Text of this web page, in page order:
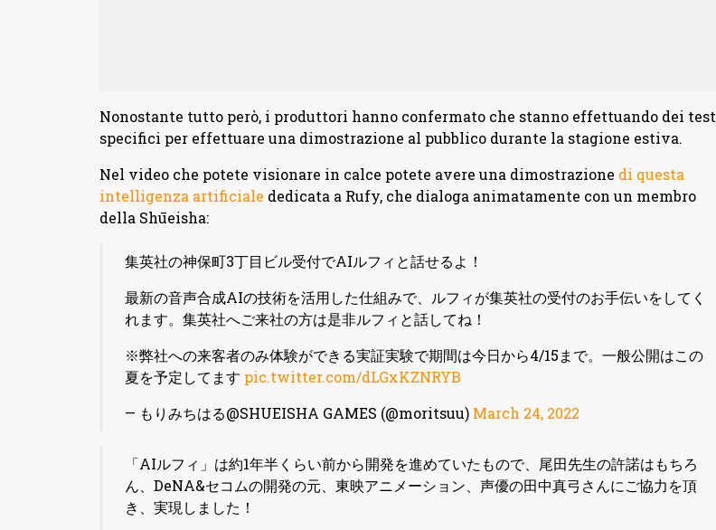
Nonostante tutto però, i produttori hanno confermato che stanno effettuando dei test
specifici per effettuare una dimostrazione al pubblico durante la stagione estiva.
Nel video che potete visionare in calce potete avere una dimostrazione di questa
intelligenza artificiale dedicata a Rufy, che dialoga animatamente con un membro
della Shūeisha:
集英社の神保町3丁目ビル受付でAIルフィと話せるよ！
最新の音声合成AIの技術を活用した仕組みで、ルフィが集英社の受付のお手伝いをしてく
れます。集英社へご来社の方は是非ルフィと話してね！
※弊社への来客者のみ体験ができる実証実験で期間は今日から4/15まで。一般公開はこの
夏を予定してます pic.twitter.com/dLGxKZNRYB
— もりみちはる@SHUEISHA GAMES (@moritsuu) March 24, 2022
「AIルフィ」は約1年半くらい前から開発を進めていたもので、尾田先生の許諾はもちろ
ん、DeNA&セコムの開発の元、東映アニメーション、声優の田中真弓さんにご協力を頂
き、実現しました！